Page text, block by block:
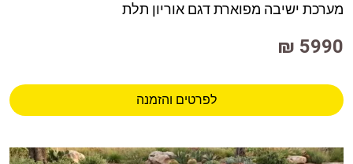
מערכת ישיבה מפוארת דגם אוריון תלת
5990 ₪
לפרטים והזמנה